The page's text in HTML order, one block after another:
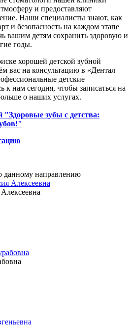
и предоставляют
Наши специалисты знают, как
и безопасность на каждом этапе
вашим детям сохранить здоровую и
годы.
хорошей детской зубной
вас на консультацию в «Дентал
детские
к нам сегодня, чтобы записаться на
о наших услугах.
"Здоровые зубы с детства:
данному направлению